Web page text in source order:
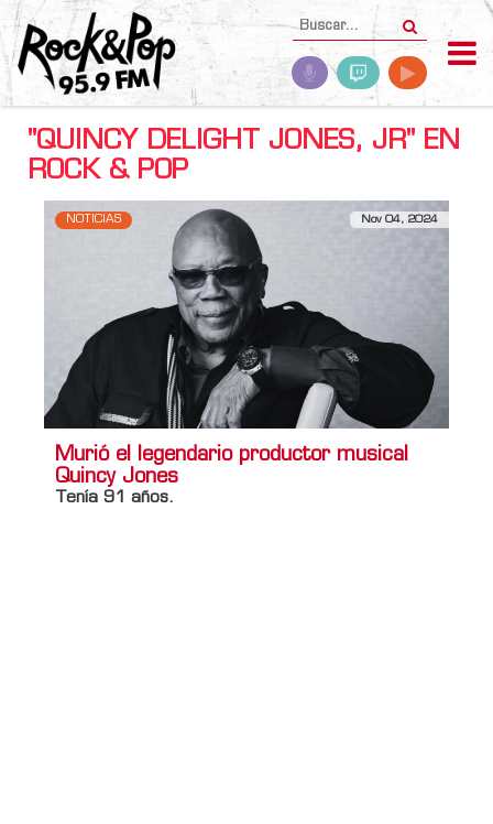
"QUINCY DELIGHT JONES, JR" EN
ROCK & POP
NOTICIAS Nov 04, 2024
Murió el legendario productor musical
Quincy Jones
Tenía 91 años.